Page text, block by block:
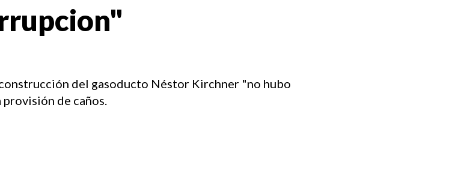
del gasoducto Néstor Kirchner "no hubo
de caños.